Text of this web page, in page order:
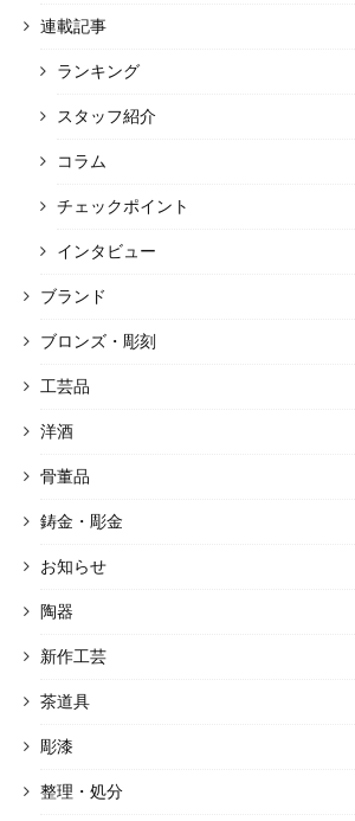
連載記事
ランキング
スタッフ紹介
コラム
チェックポイント
インタビュー
ブランド
ブロンズ・彫刻
工芸品
洋酒
骨董品
鋳金・彫金
お知らせ
陶器
新作工芸
茶道具
彫漆
整理・処分